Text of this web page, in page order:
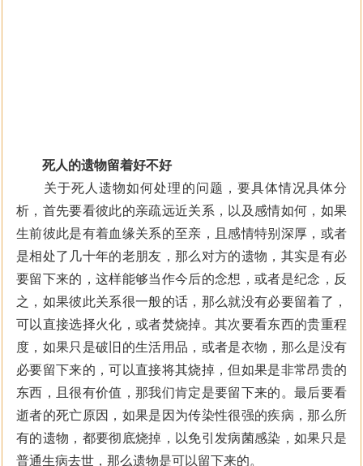
死人的遗物留着好不好
关于死人遗物如何处理的问题，要具体情况具体分
析，首先要看彼此的亲疏远近关系，以及感情如何，如果
生前彼此是有着血缘关系的至亲，且感情特别深厚，或者
是相处了几十年的老朋友，那么对方的遗物，其实是有必
要留下来的，这样能够当作今后的念想，或者是纪念，反
之，如果彼此关系很一般的话，那么就没有必要留着了，
可以直接选择火化，或者焚烧掉。其次要看东西的贵重程
度，如果只是破旧的生活用品，或者是衣物，那么是没有
必要留下来的，可以直接将其烧掉，但如果是非常昂贵的
东西，且很有价值，那我们肯定是要留下来的。最后要看
逝者的死亡原因，如果是因为传染性很强的疾病，那么所
有的遗物，都要彻底烧掉，以免引发病菌感染，如果只是
普通生病去世，那么遗物是可以留下来的。